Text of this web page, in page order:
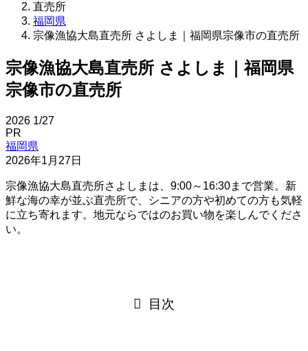
直売所
福岡県
宗像漁協大島直売所 さよしま｜福岡県宗像市の直売所
宗像漁協大島直売所 さよしま｜福岡県
宗像市の直売所
2026 1/27
PR
福岡県
2026年1月27日
宗像漁協大島直売所さよしまは、9:00～16:30まで営業。新
鮮な海の幸が並ぶ直売所で、シニアの方や初めての方も気軽
に立ち寄れます。地元ならではのお買い物を楽しんでくださ
い。
目次